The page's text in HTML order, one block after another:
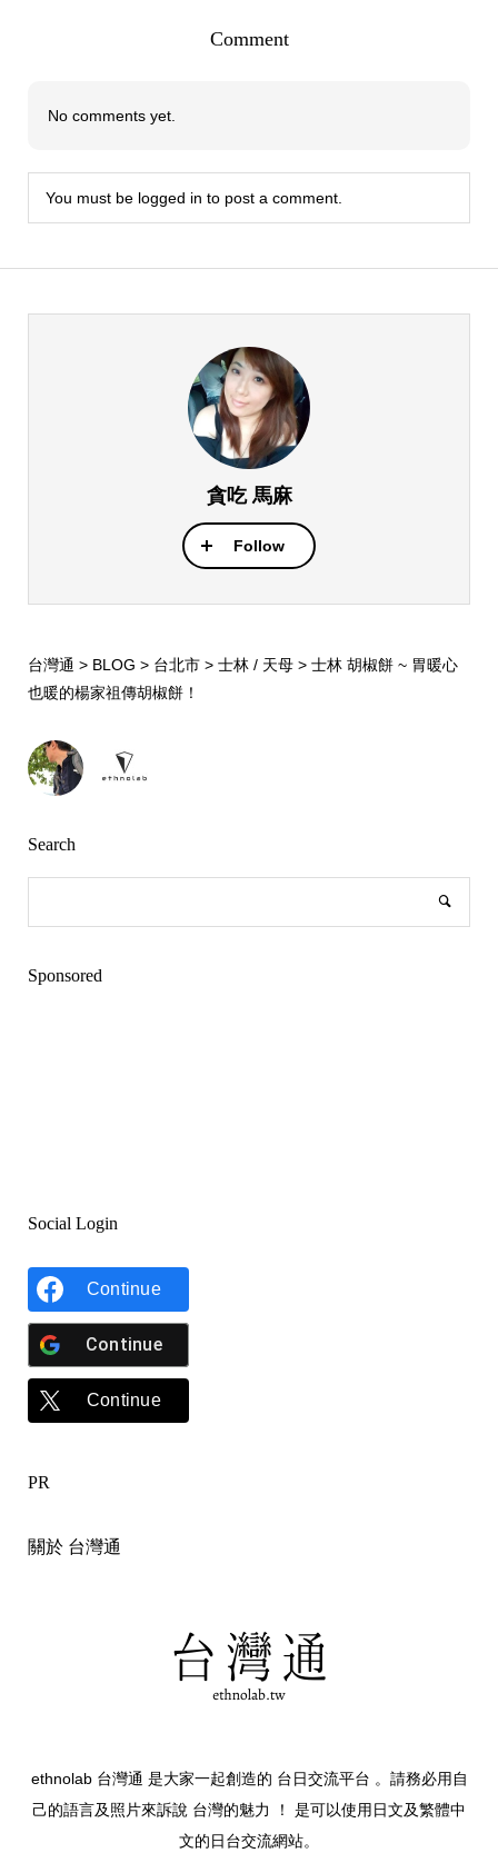
Comment
No comments yet.
You must be logged in to post a comment.
貪吃 馬麻
Follow
台灣通 > BLOG > 台北市> 士林 / 天母> 士林 胡椒餅 ~ 胃暖心
也暖的楊家祖傳胡椒餅！
Search
Sponsored
Social Login
Continue
Continue
Continue
PR
關於 台灣通
ethnolab 台灣通 是大家一起創造的 台日交流平台 。請務必用自
己的語言及照片來訴說 台灣的魅力 ！ 是可以使用日文及繁體中
文的日台交流網站。